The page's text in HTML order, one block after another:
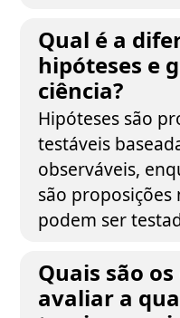
Qual é a
hipóteses e
ciência?
Hipóteses são
testáveis
observáveis,
são proposições
podem ser
Quais são
avaliar a